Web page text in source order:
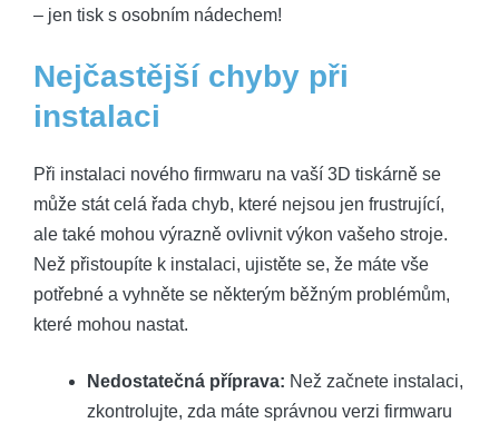
– jen tisk s osobním nádechem!
Nejčastější chyby při
instalaci
Při instalaci nového firmwaru na vaší 3D tiskárně se
může stát celá řada chyb, které nejsou jen frustrující,
ale také mohou výrazně ovlivnit výkon vašeho stroje.
Než přistoupíte k instalaci, ujistěte se, že máte vše
potřebné a vyhněte se některým běžným problémům,
které mohou nastat.
Nedostatečná příprava: Než začnete instalaci,
zkontrolujte, zda máte správnou verzi firmwaru